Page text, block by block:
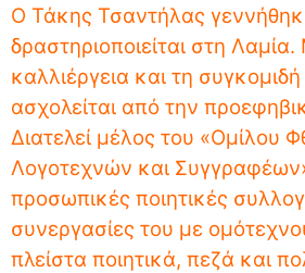
Ο Τάκης Τσαντήλας
δραστηριοποιείται στη
καλλιέργεια και τη
ασχολείται από την
Διατελεί μέλος του «Ομίλου
Λογοτεχνών και
προσωπικές ποιητικές
συνεργασίες του με
πλείστα ποιητικά, πεζά και